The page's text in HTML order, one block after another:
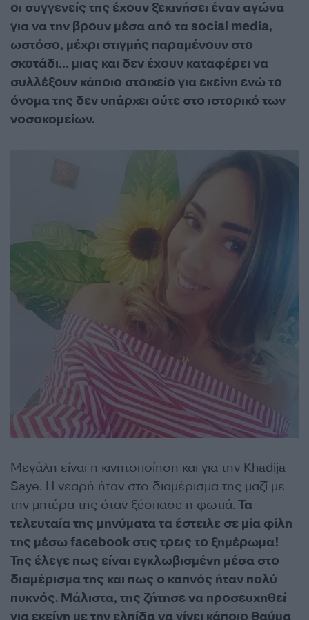
οι συγγενείς της έχουν ξεκινήσει έναν αγώνα
για να την βρουν μέσα από τα social media,
ωστόσο, μέχρι στιγμής παραμένουν στο
σκοτάδι… μιας και δεν έχουν καταφέρει να
συλλέξουν κάποιο στοιχείο για εκείνη ενώ το
όνομα της δεν υπάρχει ούτε στο ιστορικό των
νοσοκομείων.
Μεγάλη είναι η κινητοποίηση και για την Khadija
Saye. Η νεαρή ήταν στο διαμέρισμα της μαζί με
την μητέρα της όταν ξέσπασε η φωτιά. Τα
τελευταία της μηνύματα τα έστειλε σε μία φίλη
της μέσω facebook στις τρεις το ξημέρωμα!
Της έλεγε πως είναι εγκλωβισμένη μέσα στο
διαμέρισμα της και πως ο καπνός ήταν πολύ
πυκνός. Μάλιστα, της ζήτησε να προσευχηθεί
για εκείνη με την ελπίδα να γίνει κάποιο θαύμα